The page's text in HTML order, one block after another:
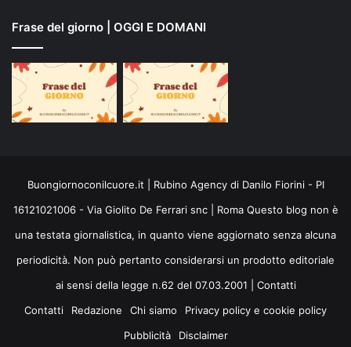
Frase del giorno | OGGI E DOMANI
Buongiornoconilcuore.it | Rubino Agency di Danilo Fiorini - PI
16121021006 - Via Giolito De Ferrari snc | Roma Questo blog non è
una testata giornalistica, in quanto viene aggiornato senza alcuna
periodicità. Non può pertanto considerarsi un prodotto editoriale
ai sensi della legge n.62 del 07.03.2001 | Contatti
Contatti
Redazione Chi siamo
Privacy policy e cookie policy
Pubblicità
Disclaimer